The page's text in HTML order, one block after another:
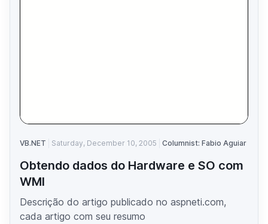
VB.NET Saturday, December 10, 2005 Columnist: Fabio Aguiar
Obtendo dados do Hardware e SO com
WMI
Descrição do artigo publicado no aspneti.com,
cada artigo com seu resumo